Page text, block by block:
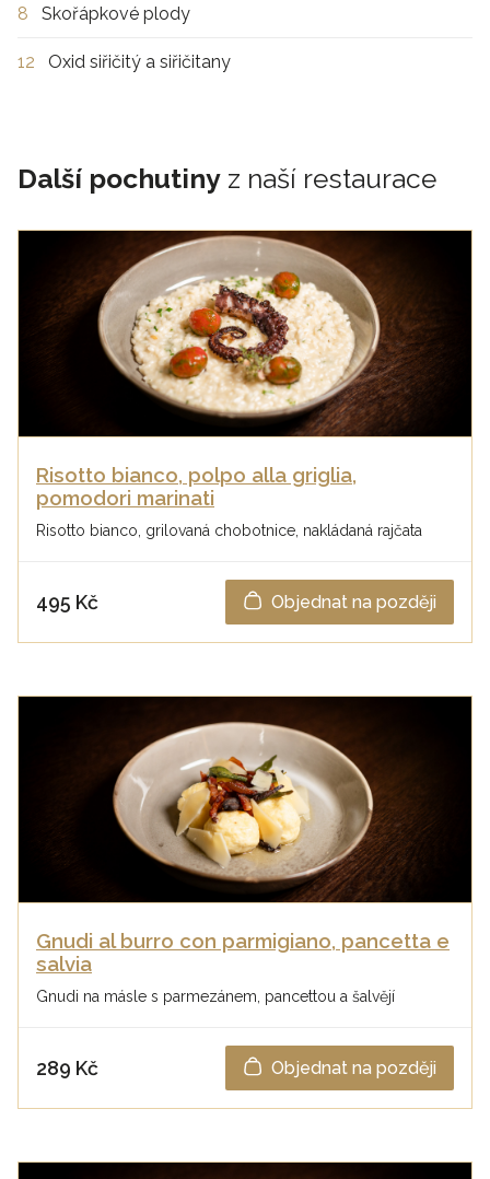
8 Skořápkové plody
12 Oxid siřičitý a siřičitany
Další pochutiny z naší restaurace
Risotto bianco, polpo alla griglia,
pomodori marinati
Risotto bianco, grilovaná chobotnice, nakládaná rajčata
495 Kč Objednat na později
Gnudi al burro con parmigiano, pancetta e
salvia
Gnudi na másle s parmezánem, pancettou a šalvějí
289 Kč Objednat na později